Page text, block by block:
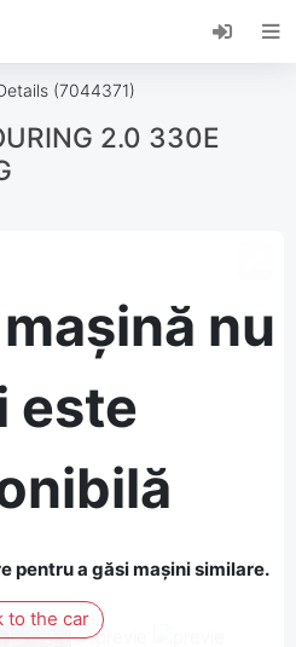
adăugați-o
primiți actualizări
(7044371)
2.0 330E
nu
este
pentru a găsi mașini similare.
to the car